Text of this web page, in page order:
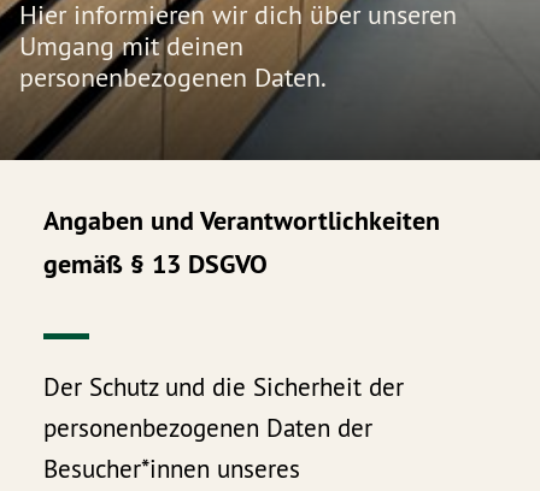
Hier informieren wir dich über unseren
Umgang mit deinen
personenbezogenen Daten.
Angaben und Verantwortlichkeiten
gemäß § 13 DSGVO
Der Schutz und die Sicherheit der
personenbezogenen Daten der
Besucher*innen unseres